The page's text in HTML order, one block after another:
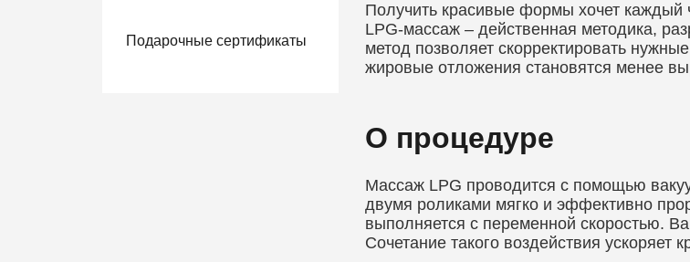
Подарочные сертификаты
Получить красивые формы хочет
LPG-массаж – действенная методика,
метод позволяет скорректировать
жировые отложения становятся менее
О процедуре
Массаж LPG проводится с помощью
двумя роликами мягко и эффективно
выполняется с переменной скоростью.
Сочетание такого воздействия ускоряет